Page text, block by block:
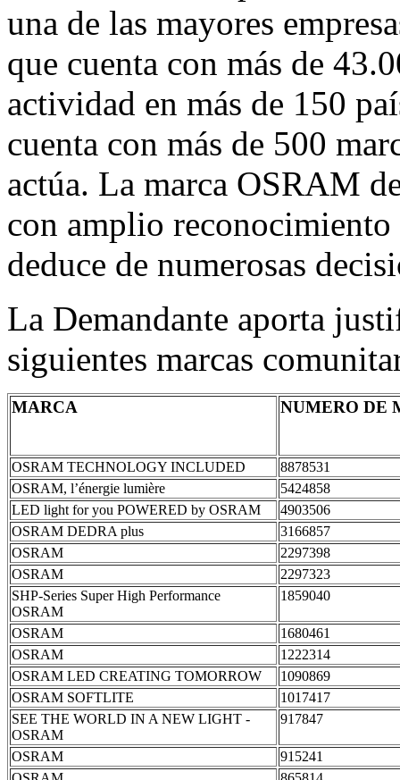
una de las mayores
que cuenta con más de
actividad en más de 150
cuenta con más de 500
actúa. La marca OSRAM
con amplio
deduce de numerosas
La Demandante aporta
siguientes marcas
MARCA NUMERO DE
OSRAM TECHNOLOGY INCLUDED
8878531
OSRAM, l’énergie lumière
5424858
LED light for you POWERED by OSRAM
4903506
OSRAM DEDRA plus
3166857
OSRAM
2297398
OSRAM
2297323
SHP-Series Super High Performance
OSRAM
1859040
OSRAM
1680461
OSRAM
1222314
OSRAM LED CREATING TOMORROW
1090869
OSRAM SOFTLITE
1017417
SEE THE WORLD IN A NEW LIGHT -
OSRAM
917847
OSRAM
915241